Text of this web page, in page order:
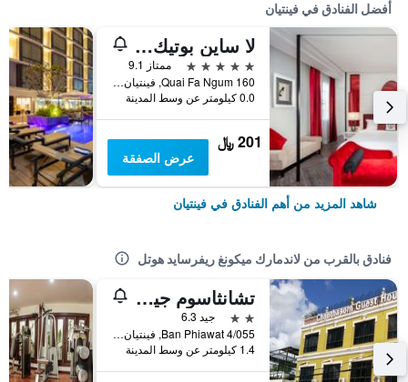
أفضل الفنادق في فينتيان
لا ساين بوتيك هوتل
5 نجوم
ممتاز 9.1
160 Quai Fa Ngum, فينتيان, لاوس
0.0 كيلومتر عن وسط المدينة
201 ﷼
عرض الصفقة
شاهد المزيد من أهم الفنادق في فينتيان
فنادق بالقرب من لاندمارك ميكونغ ريفرسايد هوتل
تشانثاسوم جيستهاوس
2 نجمتين
جيد 6.3
4/055 Ban Phiawat, فينتيان, لاوس
1.4 كيلومتر عن وسط المدينة